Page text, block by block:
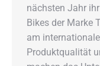
nächsten Jahr
Bikes der Marke
am
Produktqualität